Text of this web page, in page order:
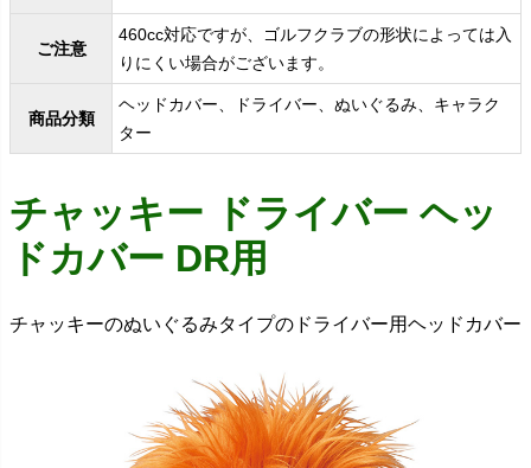
ご注意
460cc対応ですが、ゴルフクラブの形状によっては入
りにくい場合がございます。
商品分類
ヘッドカバー、ドライバー、ぬいぐるみ、キャラク
ター
チャッキー ドライバー ヘッ
ドカバー DR用
チャッキーのぬいぐるみタイプのドライバー用ヘッドカバー